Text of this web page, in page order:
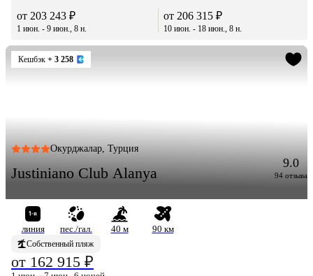
от 203 243 ₽
1 июн. - 9 июн., 8 н.
от 206 315 ₽
10 июн. - 18 июн., 8 н.
Кешбэк + 3 258
Окурджалар, Турция
Justiniano Club Alanya
9.0
94 отзыва
линия пес./гал. 40 м
90 км
Собственный пляж
от 162 915 ₽